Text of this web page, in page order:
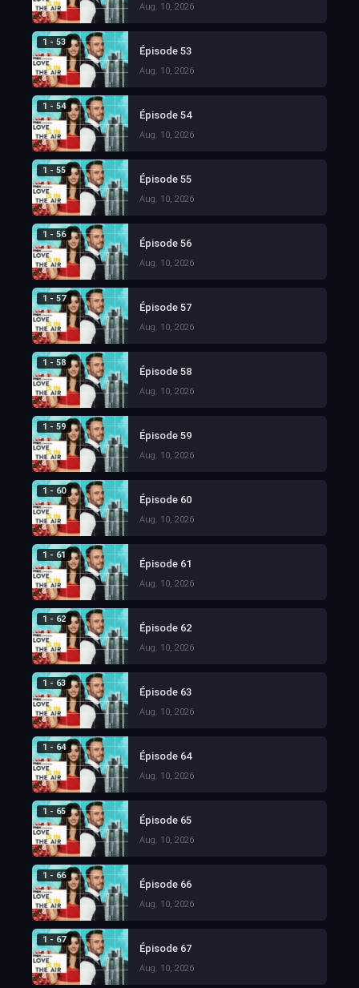
Aug. 10, 2026
1 - 53
Épisode 53
Aug. 10, 2026
1 - 54
Épisode 54
Aug. 10, 2026
1 - 55
Épisode 55
Aug. 10, 2026
1 - 56
Épisode 56
Aug. 10, 2026
1 - 57
Épisode 57
Aug. 10, 2026
1 - 58
Épisode 58
Aug. 10, 2026
1 - 59
Épisode 59
Aug. 10, 2026
1 - 60
Épisode 60
Aug. 10, 2026
1 - 61
Épisode 61
Aug. 10, 2026
1 - 62
Épisode 62
Aug. 10, 2026
1 - 63
Épisode 63
Aug. 10, 2026
1 - 64
Épisode 64
Aug. 10, 2026
1 - 65
Épisode 65
Aug. 10, 2026
1 - 66
Épisode 66
Aug. 10, 2026
1 - 67
Épisode 67
Aug. 10, 2026